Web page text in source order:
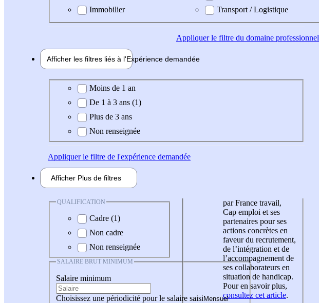
Immobilier
Transport / Logistique
Appliquerle filtre du domaine professionnel
Afficher les filtres liés à l'Expérience demandée
Expérience demandée
Moins de 1 an
De 1 à 3 ans (1)
Plus de 3 ans
Non renseignée
Appliquerle filtre de l'expérience demandée
Afficher Plus de filtres
QUALIFICATION
Cadre (1)
Non cadre
Non renseignée
SALAIRE BRUT MINIMUM
Salaire minimum
Choisissez une périodicité pour le salaire saisi
par France travail,
Cap emploi et ses
partenaires pour ses
actions concrètes en
faveur du recrutement,
de l’intégration et de
l’accompagnement de
ses collaborateurs en
situation de handicap.
Pour en savoir plus,
consultez cet article.